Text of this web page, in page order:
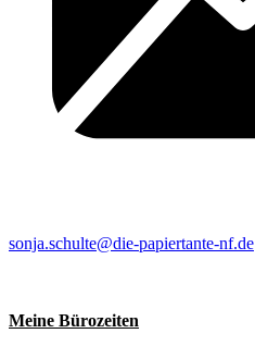
sonja.schulte@die-papiertante-nf.de
Meine Bürozeiten